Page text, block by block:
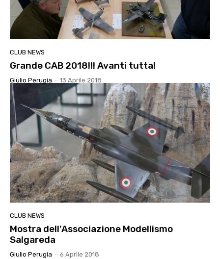
CLUB NEWS
Grande CAB 2018!!! Avanti tutta!
Giulio Perugia - 13 Aprile 2018
CLUB NEWS
Mostra dell’Associazione Modellismo
Salgareda
Giulio Perugia - 6 Aprile 2018